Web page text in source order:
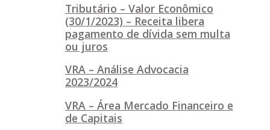
Tributário – Valor Econômico
(30/1/2023) – Receita libera
pagamento de dívida sem multa
ou juros
VRA – Análise Advocacia
2023/2024
VRA – Área Mercado Financeiro e
de Capitais